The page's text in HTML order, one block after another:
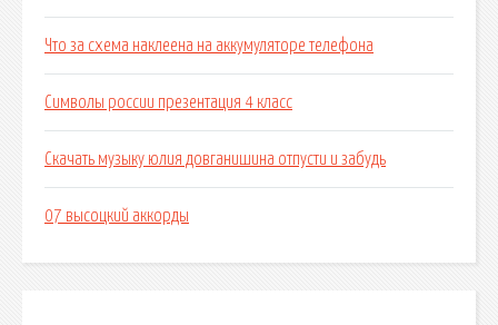
Что за схема наклеена на аккумуляторе телефона
Символы россии презентация 4 класс
Скачать музыку юлия довганишина отпусти и забудь
07 высоцкий аккорды